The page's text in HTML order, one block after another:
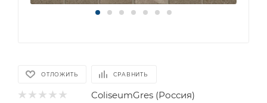
ОТЛОЖИТЬ СРАВНИТЬ
ColiseumGres (Россия)